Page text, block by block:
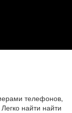
телефонов,
найти найти